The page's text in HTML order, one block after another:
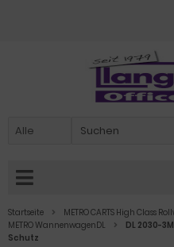
Startseite
METRO CARTS High Class
METRO WannenwagenDL
DL 2030-
Schutz